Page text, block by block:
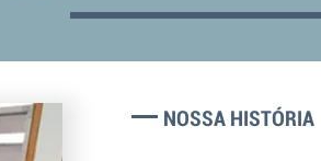
NOSSA HISTÓRIA